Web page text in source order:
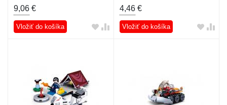
9,06 €
Vložiť do košíka
4,46€
Vložiť do košíka